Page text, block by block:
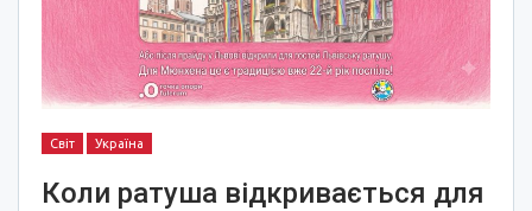
Світ Україна
Коли ратуша відкривається для